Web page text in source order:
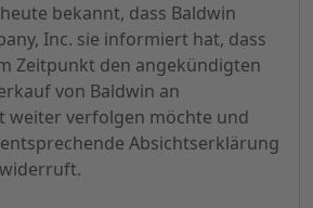
bekannt, dass Baldwin
Inc. sie informiert hat, dass
Zeitpunkt den angekündigten
von Baldwin an
weiter verfolgen möchte und
Absichtserklärung